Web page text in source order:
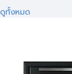
ดูทั้งหมด